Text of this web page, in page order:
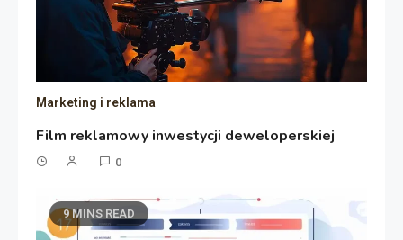
Marketing i reklama
Film reklamowy inwestycji deweloperskiej
0
9 MINS READ